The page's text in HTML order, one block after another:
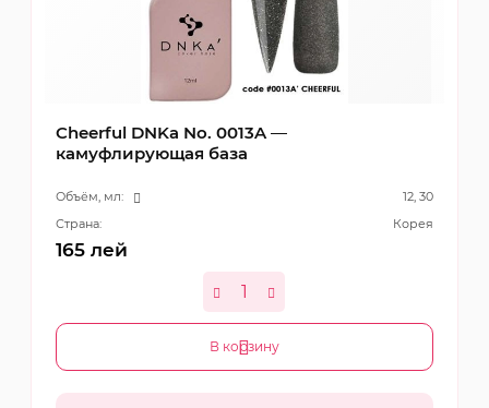
Cheerful DNKa No. 0013A —
камуфлирующая база
Объём, мл:
12, 30
Страна:
Корея
165 лей
В корзину